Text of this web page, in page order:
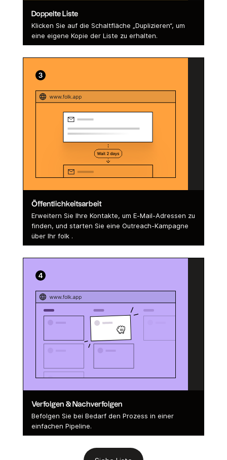
Doppelte Liste
Klicken Sie auf die Schaltfläche „Duplizieren“, um
eine eigene Kopie der Liste zu erhalten.
Öffentlichkeitsarbeit
Erweitern Sie Ihre Kontakte, um E-Mail-Adressen zu
finden, und starten Sie eine Outreach-Kampagne
über Ihr folk .
Verfolgen & Nachverfolgen
Befolgen Sie bei Bedarf den Prozess in einer
einfachen Pipeline.